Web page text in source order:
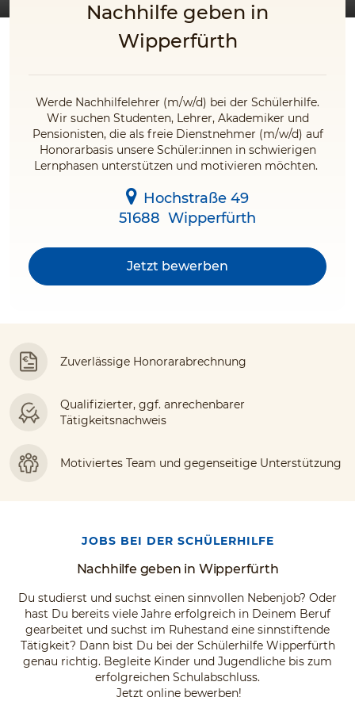
Nachhilfe geben in
Wipperfürth
Werde Nachhilfelehrer (m/w/d) bei der Schülerhilfe.
Wir suchen Studenten, Lehrer, Akademiker und
Pensionisten, die als freie Dienstnehmer (m/w/d) auf
Honorarbasis unsere Schüler:innen in schwierigen
Lernphasen unterstützen und motivieren möchten.
Hochstraße 49
51688 Wipperfürth
Jetzt bewerben
Zuverlässige Honorarabrechnung
Qualifizierter, ggf. anrechenbarer
Tätigkeitsnachweis
Motiviertes Team und gegenseitige Unterstützung
JOBS BEI DER SCHÜLERHILFE
Nachhilfe geben in Wipperfürth
Du studierst und suchst einen sinnvollen Nebenjob? Oder
hast Du bereits viele Jahre erfolgreich in Deinem Beruf
gearbeitet und suchst im Ruhestand eine sinnstiftende
Tätigkeit? Dann bist Du bei der Schülerhilfe Wipperfürth
genau richtig. Begleite Kinder und Jugendliche bis zum
erfolgreichen Schulabschluss.
Jetzt online bewerben!